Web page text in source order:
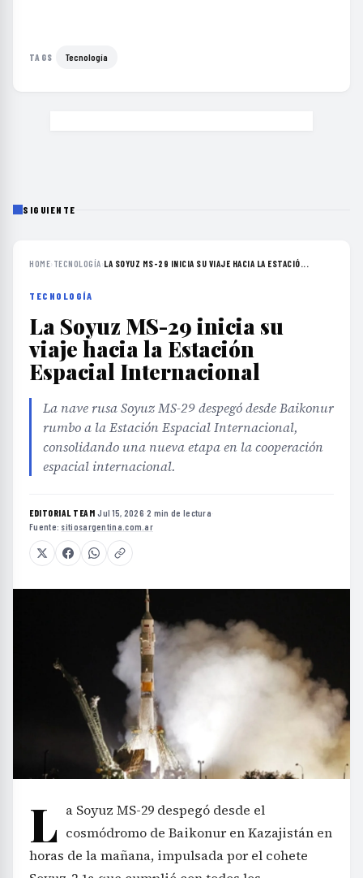
TAGS Tecnología
SIGUIENTE
HOME› TECNOLOGÍA›LA SOYUZ MS-29 INICIA SU VIAJE HACIA LA ESTACIÓ...
TECNOLOGÍA
La Soyuz MS-29 inicia su
viaje hacia la Estación
Espacial Internacional
La nave rusa Soyuz MS-29 despegó desde Baikonur
rumbo a la Estación Espacial Internacional,
consolidando una nueva etapa en la cooperación
espacial internacional.
EDITORIAL TEAM·Jul 15, 2026·2 min de lectura·
Fuente: sitiosargentina.com.ar
L a Soyuz MS-29 despegó desde el
cosmódromo de Baikonur en Kazajistán en
horas de la mañana, impulsada por el cohete